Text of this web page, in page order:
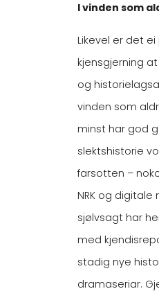
I vinden som
Likevel er det
kjensgjerning
og
vinden som
minst har god
slektshistorie
farsotten –
NRK og digitale
sjølvsagt har
med
stadig nye
dramaseriar.